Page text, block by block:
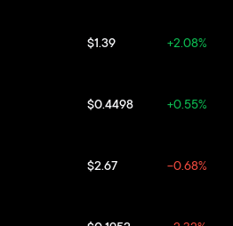
$1.39 +2.08%
$0.4498 +0.55%
$2.67 -0.68%